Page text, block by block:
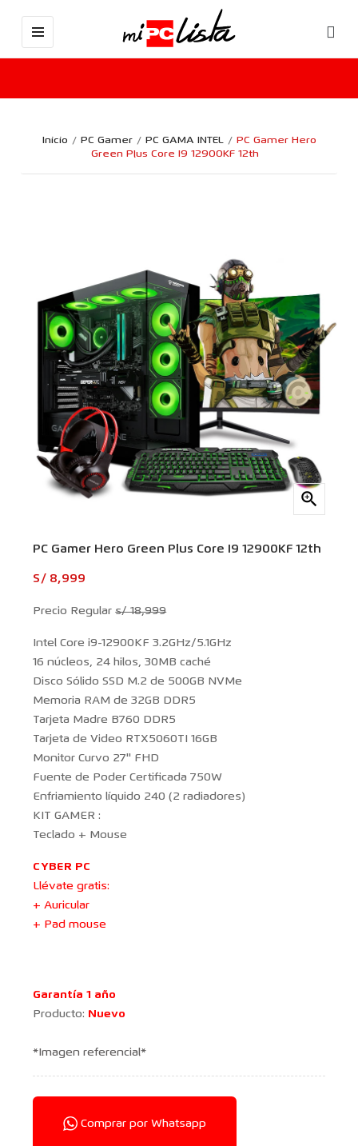
Inicio PC Gamer PC GAMA INTEL
PC Gamer Hero
Green Plus Core I9 12900KF 12th

PC Gamer Hero Green Plus Core I9 12900KF 12th
S/ 8,999
Precio Regulars/ 18,999
Intel Core i9-12900KF 3.2GHz/5.1GHz
16 núcleos, 24 hilos, 30MB caché
Disco Sólido SSD M.2 de 500GB NVMe
Memoria RAM de 32GB DDR5
Tarjeta Madre B760 DDR5
Tarjeta de Video RTX5060TI 16GB
Monitor Curvo 27'' FHD
Fuente de Poder Certificada 750W
Enfriamiento líquido 240 (2 radiadores)
KIT GAMER :
Teclado + Mouse
CYBER PC
Llévate gratis:
+ Auricular
+ Pad mouse
Garantía 1 año
Producto: Nuevo
*Imagen referencial*
Comprar por Whatsapp